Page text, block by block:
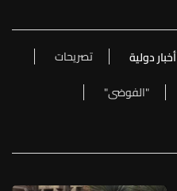
أخبار دولية
تصريحات
"الفوضى"